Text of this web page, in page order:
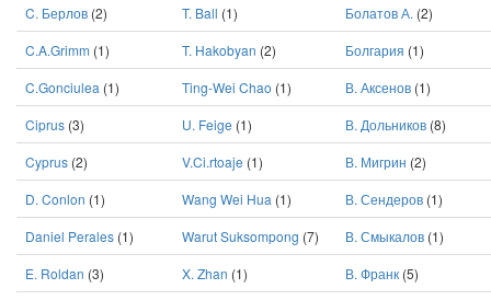
C. Берлов (2) T. Ball (1) Болатов А. (2)
C.A.Grimm (1) T. Hakobyan (2) Болгария (1)
C.Gonciulea (1) Ting-Wei Chao (1) В. Аксенов (1)
Ciprus (3) U. Feige (1) В. Дольников (8)
Cyprus (2) V.Ci.rtoaje (1) В. Мигрин (2)
D. Conlon (1) Wang Wei Hua (1) В. Сендеров (1)
Daniel Perales (1) Warut Suksompong (7) В. Смыкалов (1)
E. Roldan (3) X. Zhan (1) В. Франк (5)